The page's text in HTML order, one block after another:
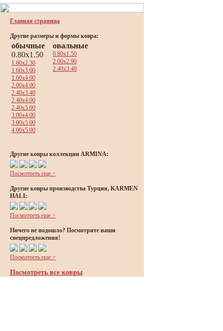
Главная страница
Другие размеры и формы ковра:
обычные
0.80x1.50
1.60x2.30
1.60x3.00
1.60x4.00
2.00x4.00
2.40x3.40
2.40x4.00
2.40x5.00
3.00x4.00
3.00x5.00
4.00x5.00
овальные
0.80x1.50
2.00x2.90
2.40x3.40
Другие ковры коллекции ARMINA:
Посмотреть еще >
Другие ковры производства Турция, KARMEN
HALI:
Посмотреть еще >
Ничего не подошло? Посмотрите наши
спецпредложения!
Посмотреть еще >
Посмотреть все ковры